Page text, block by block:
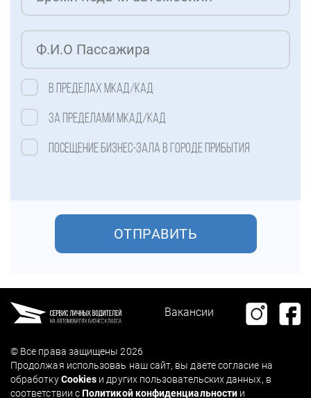
В пределах МКАД/КАД
За пределами МКАД/КАД
Посещение бизнес-зала в городе прибытия
Вакансии
© Все права защищены 2026
Продолжая использоваь наш сайт, вы даете согласие на
обработкуCookies и других пользовательских данных, в
соответствии сПолитикой конфиденциальности и